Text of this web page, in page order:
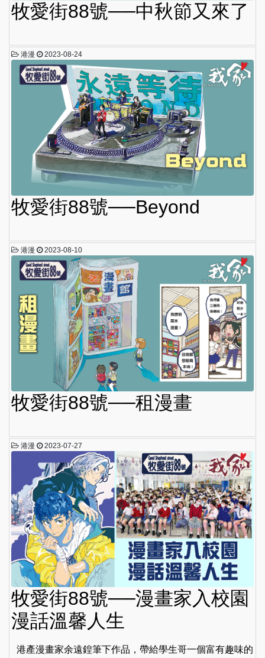
牧愛街88號──中秋節又來了
港漫 2023-08-24
牧愛街88號──Beyond
港漫 2023-08-10
牧愛街88號──租漫畫
港漫 2023-07-27
牧愛街88號──漫畫家入校園
漫話溫馨人生
港產漫畫家余遠鍠筆下作品，帶給學生哥一個富有趣味的